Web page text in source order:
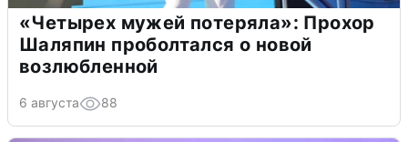
«Четырех мужей потеряла»: Прохор
Шаляпин проболтался о новой
возлюбленной
6 августа 88